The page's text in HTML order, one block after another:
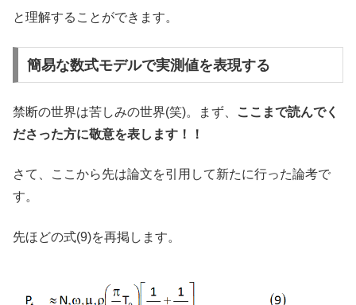
と理解することができます。
簡易な数式モデルで実測値を表現する
禁断の世界は苦しみの世界(笑)。まず、
ここまで読んでく
ださった方に敬意を表します！！
さて、ここから先は論文を引用して新たに行った論考で
す。
先ほどの式(9)を再掲します。